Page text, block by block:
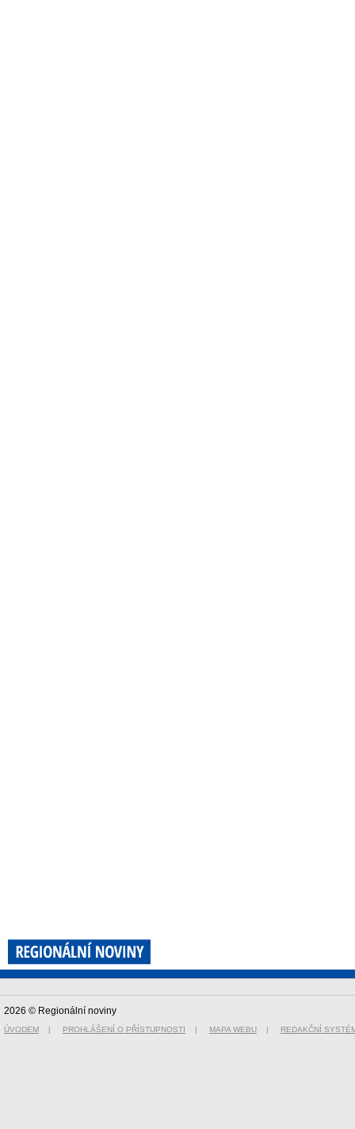
2026 © Regionální noviny
ÚVODEM | PROHLÁŠENÍ O PŘÍSTUPNOSTI | MAPA WEBU | REDAKČNÍ